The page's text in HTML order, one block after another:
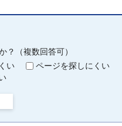
？（複数回答可）
い
ページを探しにくい